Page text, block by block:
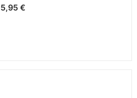
5,95 €